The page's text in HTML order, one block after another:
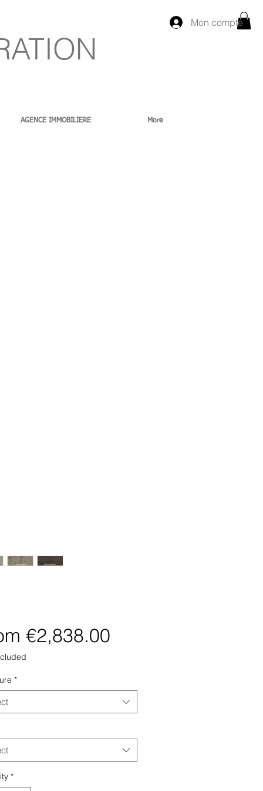
Mon compte
AGENCE IMMOBILIERE More
€2,838.00Sale
*
*